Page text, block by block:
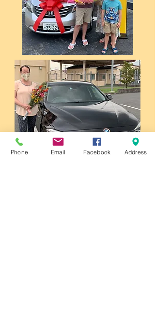
Phone Email Facebook Address